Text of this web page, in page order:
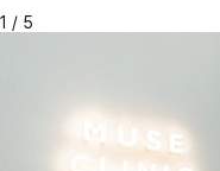
1 / 5